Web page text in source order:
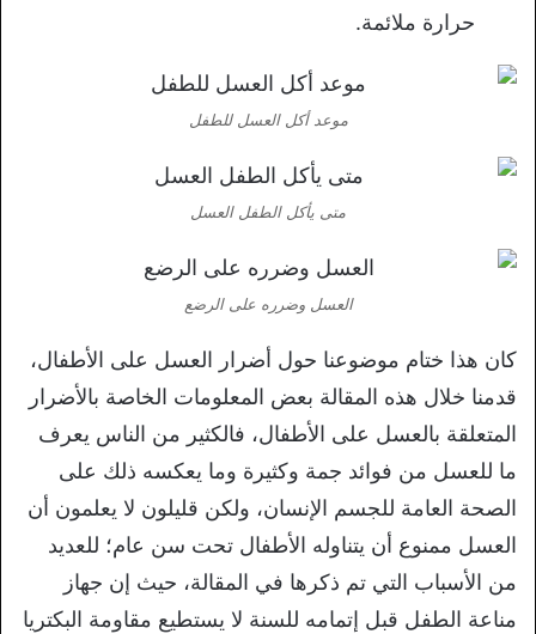
حرارة ملائمة.
موعد أكل العسل للطفل
متى يأكل الطفل العسل
العسل وضرره على الرضع
كان هذا ختام موضوعنا حول أضرار العسل على الأطفال،
قدمنا خلال هذه المقالة بعض المعلومات الخاصة بالأضرار
المتعلقة بالعسل على الأطفال، فالكثير من الناس يعرف
ما للعسل من فوائد جمة وكثيرة وما يعكسه ذلك على
الصحة العامة للجسم الإنسان، ولكن قليلون لا يعلمون أن
العسل ممنوع أن يتناوله الأطفال تحت سن عام؛ للعديد
من الأسباب التي تم ذكرها في المقالة، حيث إن جهاز
مناعة الطفل قبل إتمامه للسنة لا يستطيع مقاومة البكتريا